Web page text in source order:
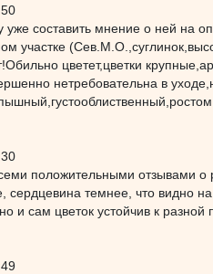
уже составить мнение о ней на
участке
цветет,цветки
нетребовательна в
положительными отзывами о
сердцевина темнее, что видно
и сам цветок устойчив к разной